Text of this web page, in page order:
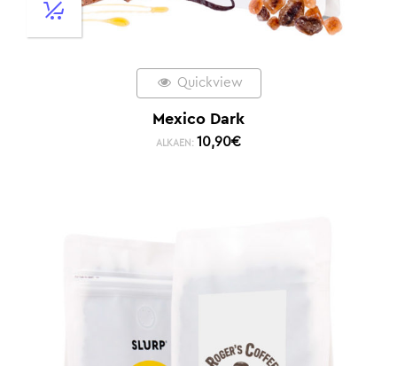
Quickview
Mexico Dark
ALKAEN: 10,90€